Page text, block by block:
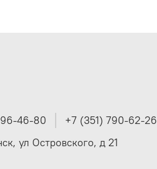
46-80
+7 (351) 790-62-26
ул Островского, д 21